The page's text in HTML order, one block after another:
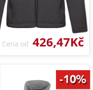
Cena od 426,47Kč